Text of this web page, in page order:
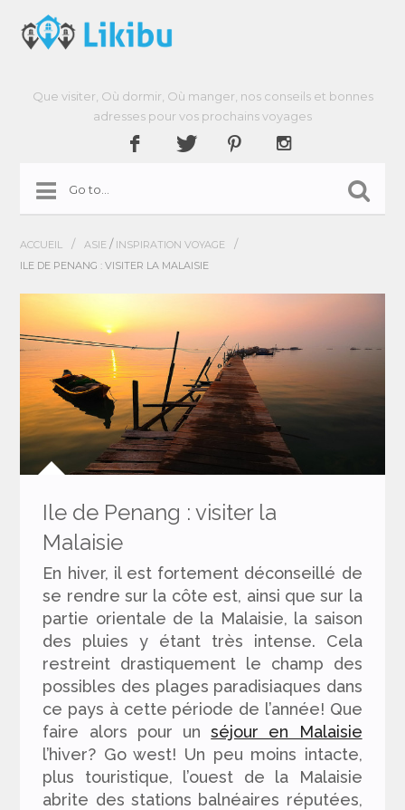
Que visiter, Où dormir, Où manger, nos conseils et bonnes
adresses pour vos prochains voyages
ACCUEIL / ASIE / INSPIRATION VOYAGE /
ILE DE PENANG : VISITER LA MALAISIE
Ile de Penang : visiter la
Malaisie
En hiver, il est fortement déconseillé de
se rendre sur la côte est, ainsi que sur la
partie orientale de la Malaisie, la saison
des pluies y étant très intense. Cela
restreint drastiquement le champ des
possibles des plages paradisiaques dans
ce pays à cette période de l’année! Que
faire alors pour unséjour en Malaisie
l’hiver? Go west! Un peu moins intacte,
plus touristique, l’ouest de la Malaisie
abrite des stations balnéaires réputées,